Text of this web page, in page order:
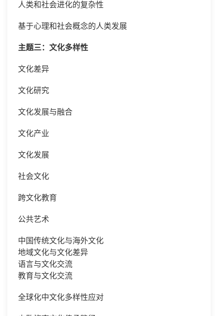
人类和社会进化的复杂性
基于心理和社会概念的人类发展
主题三：文化多样性
文化差异
文化研究
文化发展与融合
文化产业
文化发展
社会文化
跨文化教育
公共艺术
中国传统文化与海外文化
地域文化与文化差异
语言与文化交流
教育与文化交流
全球化中文化多样性应对